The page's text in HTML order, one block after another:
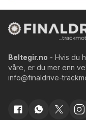
Beltegir.no - Hvis du
våre, er du mer enn
info@finaldrive-